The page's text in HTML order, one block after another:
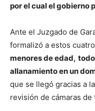
por el cual el gobierno
Ante el Juzgado de
formalizó a estos
menores de edad,
allanamiento en un
que se llegó gracias a
revisión de cámaras de